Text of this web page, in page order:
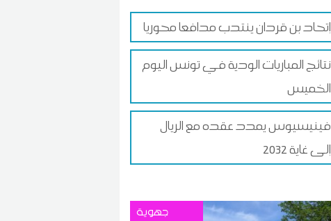
إتحاد بن قردان ينتدب مدافعا محوريا
نتائج المباريات الودية في تونس اليوم
الخميس
فينيسيوس يمدد عقده مع الريال
إلى غاية 2032
جهوية